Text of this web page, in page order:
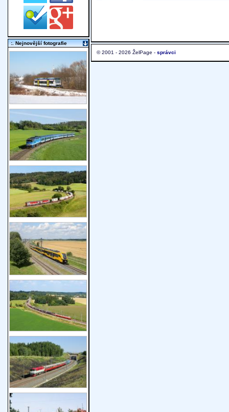
© 2001 - 2026 ŽelPage - správci
:. Nejnovější fotografie